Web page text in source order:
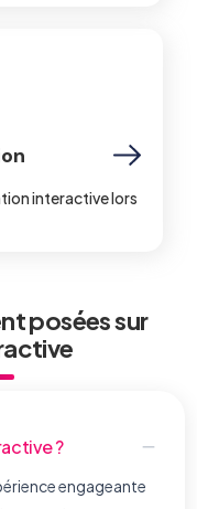
interactive lors
posées sur
?
engageante